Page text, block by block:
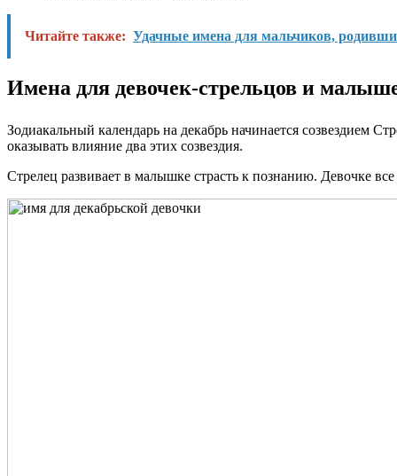
Читайте также: Удачные имена для мальчиков,
Имена для девочек-стрельцов и
Зодиакальный календарь на декабрь начинается созвездием
оказывать влияние два этих созвездия.
Стрелец развивает в малышке страсть к познанию. Девочке